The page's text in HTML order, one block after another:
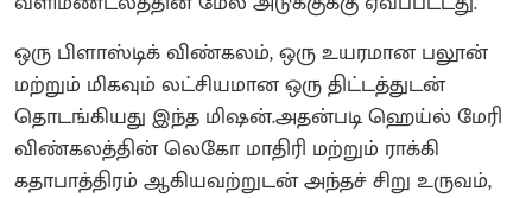
ஒரு பிளாஸ்டிக் விண்கலம், ஒரு உயரமான பலூன்
மற்றும் மிகவும் லட்சியமான ஒரு திட்டத்துடன்
தொடங்கியது இந்த மிஷன்.அதன்படி ஹெய்ல் மேரி
விண்கலத்தின் லெகோ மாதிரி மற்றும் ராக்கி
கதாபாத்திரம் ஆகியவற்றுடன் அந்தச் சிறு உருவம்,